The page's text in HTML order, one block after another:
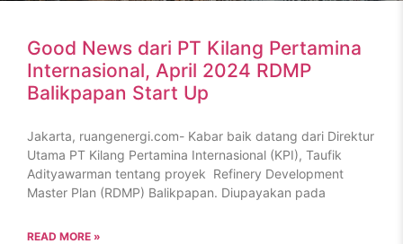
Good News dari PT Kilang Pertamina
Internasional, April 2024 RDMP
Balikpapan Start Up
Jakarta, ruangenergi.com- Kabar baik datang dari Direktur
Utama PT Kilang Pertamina Internasional (KPI), Taufik
Adityawarman tentang proyek Refinery Development
Master Plan (RDMP) Balikpapan. Diupayakan pada
READ MORE »